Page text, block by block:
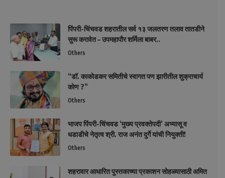
पिंपरी-चिंचवड शहरातील सर्व १३ जलतरण तलाव तातडीने
सुरू करावेत – उपमहापौर शर्मिला बाबर..
Others
“डॉ. काकोडकर समितीचे स्वागत पण झारीतील शुक्राचार्य
कोण ?”
Others
भाजप पिंपरी-चिंचवड ‘मुख्य प्रवक्तेपदी’ अभ्यासू व
धडाडीचे नेतृत्व श्री. राज अनंत दुर्गे यांची नियुक्ती!
Others
शहरावार आधारित पुस्तकाच्या प्रकाशन सोहळ्यासाठी अमित